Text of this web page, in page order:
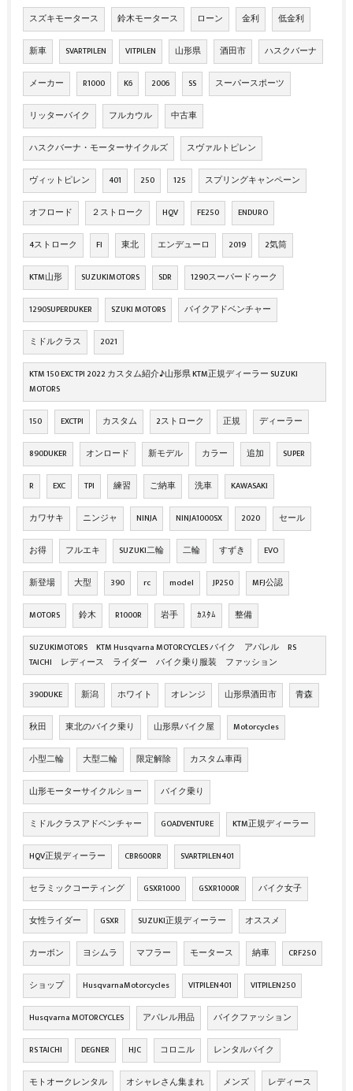
スズキモータース 鈴木モータース ローン 金利 低金利
新車 SVARTPILEN VITPILEN 山形県 酒田市 ハスクバーナ
メーカー R1000 K6 2006 SS スーパースポーツ
リッターバイク フルカウル 中古車
ハスクバーナ・モーターサイクルズ スヴァルトピレン
ヴィットピレン 401 250 125 スプリングキャンペーン
オフロード ２ストローク HQV FE250 ENDURO
4ストローク FI 東北 エンデューロ 2019 2気筒
KTM山形 SUZUKIMOTORS SDR 1290スーパードゥーク
1290SUPERDUKER SZUKI MOTORS バイクアドベンチャー
ミドルクラス 2021
KTM 150 EXC TPI 2022 カスタム紹介♪山形県 KTM正規ディーラー SUZUKI
MOTORS
150 EXCTPI カスタム 2ストローク 正規 ディーラー
890DUKER オンロード 新モデル カラー 追加 SUPER
R EXC TPI 練習 ご納車 洗車 KAWASAKI
カワサキ ニンジャ NINJA NINJA1000SX 2020 セール
お得 フルエキ SUZUKI二輪 二輪 すずき EVO
新登場 大型 390 rc model JP250 MFJ公認
MOTORS 鈴木 R1000R 岩手 ｶｽﾀﾑ 整備
SUZUKIMOTORS KTM Husqvarna MOTORCYCLES バイク アパレル RS
TAICHI レディース ライダー バイク乗り服装 ファッション
390DUKE 新潟 ホワイト オレンジ 山形県酒田市 青森
秋田 東北のバイク乗り 山形県バイク屋 Motorcycles
小型二輪 大型二輪 限定解除 カスタム車両
山形モーターサイクルショー バイク乗り
ミドルクラスアドベンチャー GOADVENTURE KTM正規ディーラー
HQV正規ディーラー CBR600RR SVARTPILEN401
セラミックコーティング GSXR1000 GSXR1000R バイク女子
女性ライダー GSXR SUZUKI正規ディーラー オススメ
カーボン ヨシムラ マフラー モータース 納車 CRF250
ショップ HusqvarnaMotorcycles VITPILEN401 VITPILEN250
Husqvarna MOTORCYCLES アパレル用品 バイクファッション
RS TAICHI DEGNER HJC コロニル レンタルバイク
モトオークレンタル オシャレさん集まれ メンズ レディース